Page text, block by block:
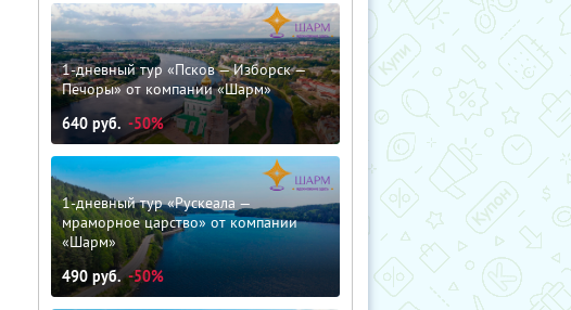
1-дневный тур «Псков — Изборск —
Печоры» от компании «Шарм»
640 руб. -50%
1-дневный тур «Рускеала —
мраморное царство» от компании
«Шарм»
490 руб. -50%